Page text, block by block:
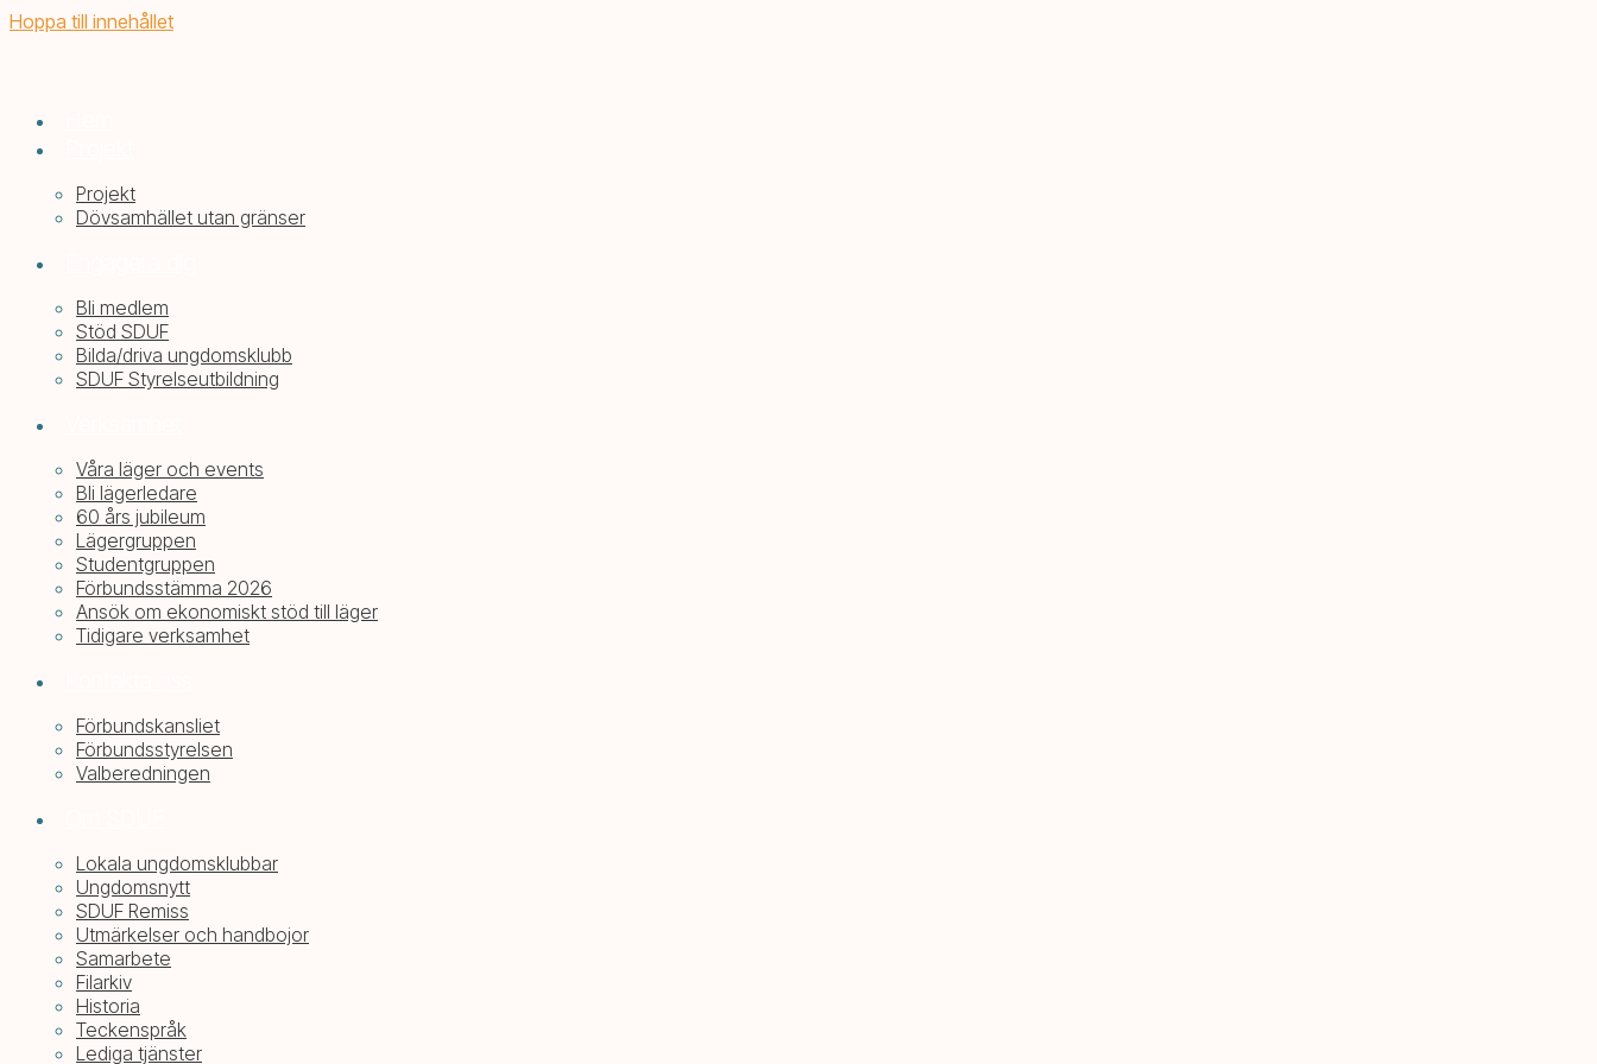
Hoppa till innehållet
Projekt
Dövsamhället utan gränser
Bli medlem
Stöd SDUF
Bilda/driva ungdomsklubb
SDUF Styrelseutbildning
Våra läger och events
Bli lägerledare
60 års jubileum
Lägergruppen
Studentgruppen
Förbundsstämma 2026
Ansök om ekonomiskt stöd till läger
Tidigare verksamhet
Förbundskansliet
Förbundsstyrelsen
Valberedningen
Lokala ungdomsklubbar
Ungdomsnytt
SDUF Remiss
Utmärkelser och handbojor
Samarbete
Filarkiv
Historia
Teckenspråk
Lediga tjänster